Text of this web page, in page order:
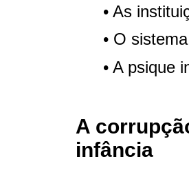
• As
• O
• A psique
A
infância